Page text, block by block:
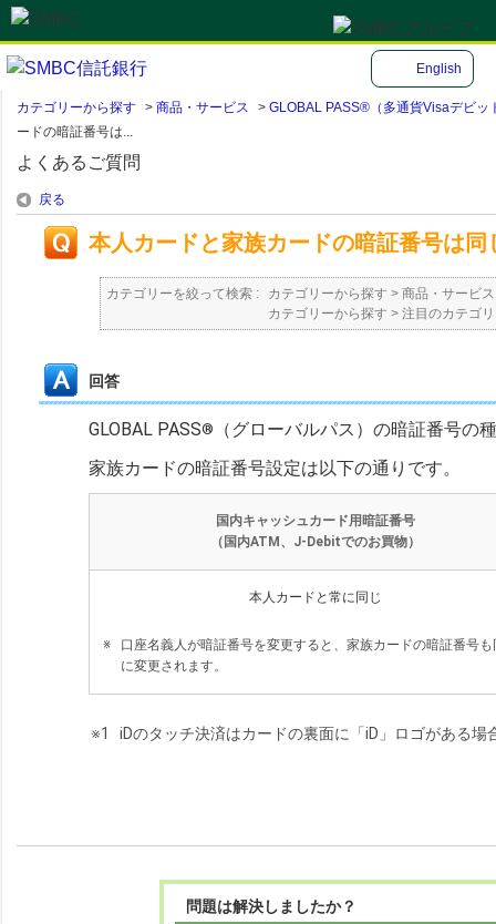
English
カテゴリーから探す > 商品・サービス > GLOBAL PASS®（多通貨Visaデビッ
ードの暗証番号は...
よくあるご質問
戻る
本人カードと家族カードの暗証番号は同
カテゴリーを絞って検索 : カテゴリーから探す > 商品・サービス
カテゴリーから探す > 注目のカテゴ
回答
GLOBAL PASS®
（グローバルパス）の暗証番号の
家族カードの暗証番号設定は以下の通りです。
国内キャッシュカード用暗証番号
（国内ATM、J-Debitでのお買物）
本人カードと常に同じ
※
口座名義人が暗証番号を変更すると、家族カードの暗証番号も
に変更されます。
※1 iDのタッチ決済はカードの裏面に「iD」ロゴがある場
問題は解決しましたか？